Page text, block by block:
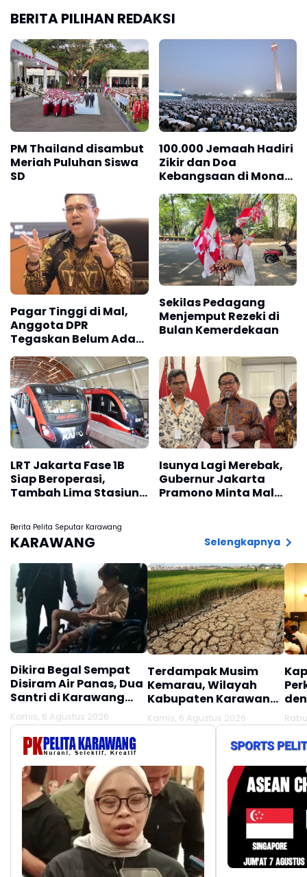
BERITA PILIHAN REDAKSI
PM Thailand disambut
Meriah Puluhan Siswa
SD
100.000 Jemaah Hadiri
Zikir dan Doa
Kebangsaan di Monas,
Kemerdekaan
Indonesia
Pagar Tinggi di Mal,
Anggota DPR
Tegaskan Belum Ada
Ancaman Keamanan
Nasional
Sekilas Pedagang
Menjemput Rezeki di
Bulan Kemerdekaan
LRT Jakarta Fase 1B
Siap Beroperasi,
Tambah Lima Stasiun
Lengkapnya
Isunya Lagi Merebak,
Gubernur Jakarta
Pramono Minta Mal
Berita Pelita Seputar Karawang
KARAWANG Selengkapnya
Dikira Begal Sempat
Disiram Air Panas, Dua
Santri di Karawang
Terluka Akibat Aksi
Oknum Linmas
Kamis, 6 Agustus 2026
Terdampak Musim
Kemarau, Wilayah
Kabupaten Karawang
Kekeringan Makin
Meluas
Kamis, 6 Agustus 2026